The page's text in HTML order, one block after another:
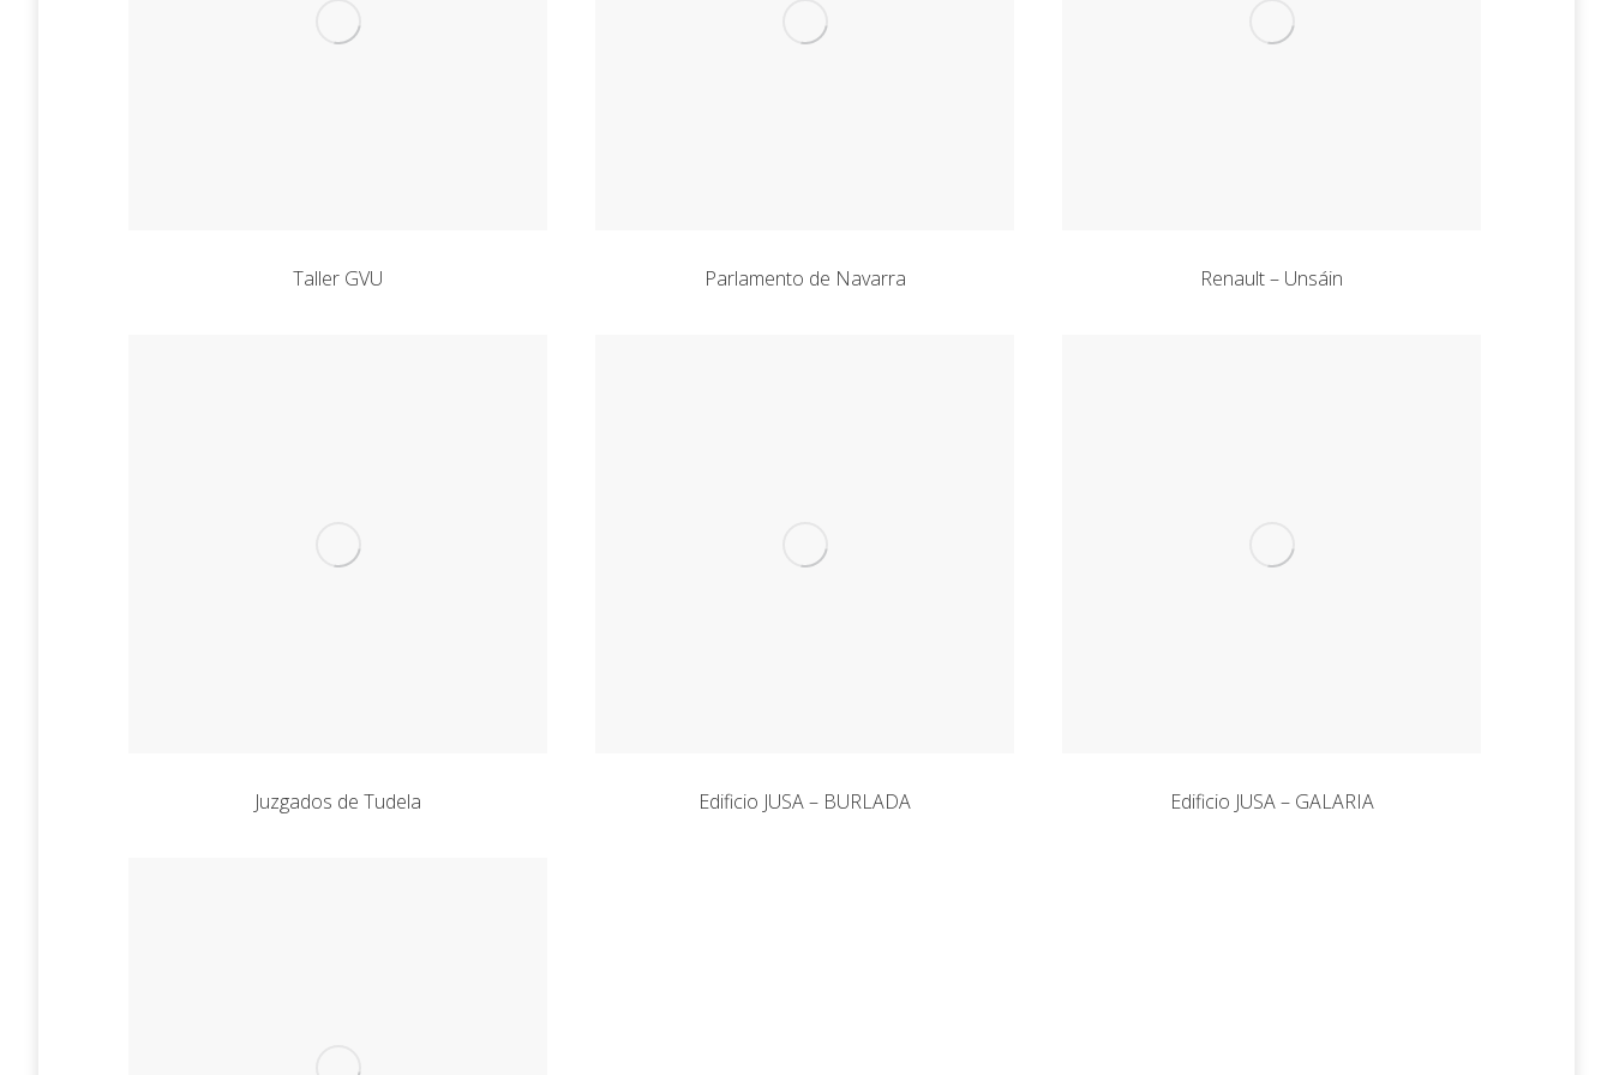
Taller GVU
Juzgados de Tudela
Renault – Unsáin
Edificio JUSA – BURLADA Edificio JUSA – GALARIA
Parlamento de Navarra